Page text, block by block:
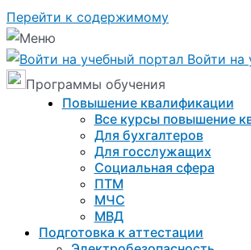
Перейти к содержимому
Войти на
Программы обучения
Повышение квалификации
Все курсы повышение
Для бухгалтеров
Для госслужащих
Социальная сфера
ПТМ
МЧС
МВД
Подготовка к aттестации